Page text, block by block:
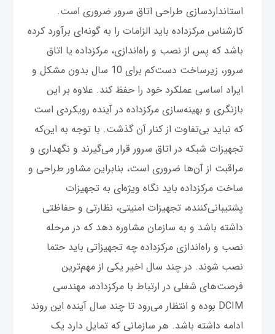
استانداردسازی طراحی اتاق سرور ضروری است.
کارشناس مرکز‌داده باید الزامات را به گونه‌ای برآورد کرده
باشد که پس از نصب و راه‌‌اندازی، مرکز‌داده یا اتاق
سرور، زیرساخت دست‌کم برای 10 سال بدون مشکل و
ایراد اساسی عملکرد خود را حفظ کند. علاوه بر این
بازنگری و بهینه‌سازی مرکز‌داده در آینده رویکردی است
که نباید بی‌تفاوت از کنار آن گذشت. با توجه به این‌که
تجهیزات شبکه در اتاق سرور قرار می‌گیرند و نگهداری و
مراقبت از آن‌ها ضروری است، بنابراین مشاور طراحی و
ساخت مرکز‌داده باید نگاه ویژه‌ای به تجهیزات
پشتیبانی‌کننده، تجهیزات امنیتی، نظارتی و حفاظتی
داشته باشد و به سازمان مشاوره دهد که در مرحله
نصب و راه‌اندازی مرکز‌داده چه تجهیزاتی باید حتما
نصب شوند. در چند سال اخیر یکی از مهم‌ترین
فرصت‌های شغلی در ارتباط با مرکز‌داده، مهندسی
DCIM بوده و انتظار می‌رود تا چند سال آینده این روند
ادامه داشته باشد. هر سازمانی که تمایل دارد یک